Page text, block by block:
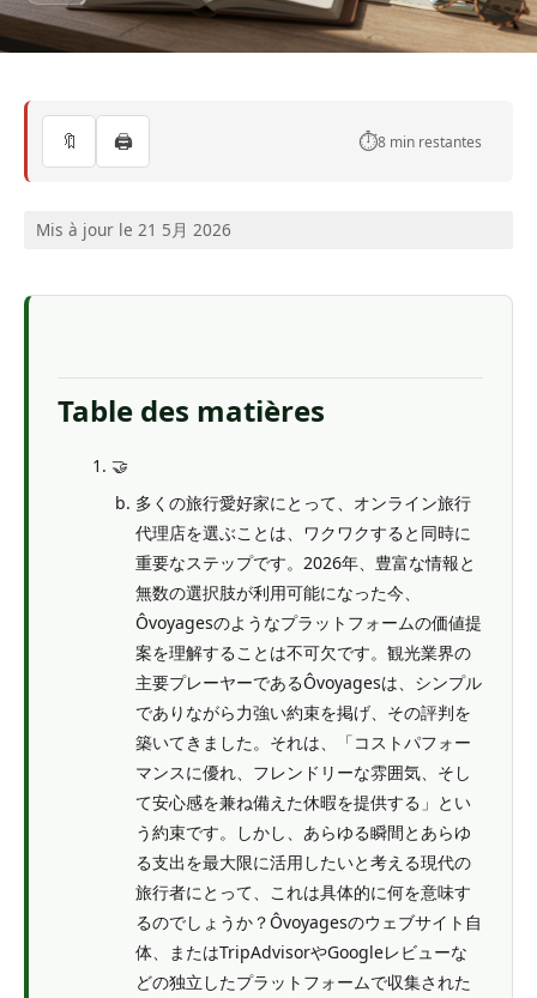
🔖 🖨️ ⏱️8 min restantes
Mis à jour le 21 5月 2026
Table des matières
🤝
多くの旅行愛好家にとって、オンライン旅行
代理店を選ぶことは、ワクワクすると同時に
重要なステップです。2026年、豊富な情報と
無数の選択肢が利用可能になった今、
Ôvoyagesのようなプラットフォームの価値提
案を理解することは不可欠です。観光業界の
主要プレーヤーであるÔvoyagesは、シンプル
でありながら力強い約束を掲げ、その評判を
築いてきました。それは、「コストパフォー
マンスに優れ、フレンドリーな雰囲気、そし
て安心感を兼ね備えた休暇を提供する」とい
う約束です。しかし、あらゆる瞬間とあらゆ
る支出を最大限に活用したいと考える現代の
旅行者にとって、これは具体的に何を意味す
るのでしょうか？Ôvoyagesのウェブサイト自
体、またはTripAdvisorやGoogleレビューな
どの独立したプラットフォームで収集された